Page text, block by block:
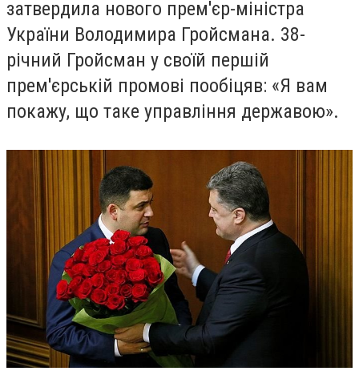
затвердила нового прем'єр-міністра
України Володимира Гройсмана. 38-
річний Гройсман у своїй першій
прем'єрській промові пообіцяв: «Я вам
покажу, що таке управління державою».